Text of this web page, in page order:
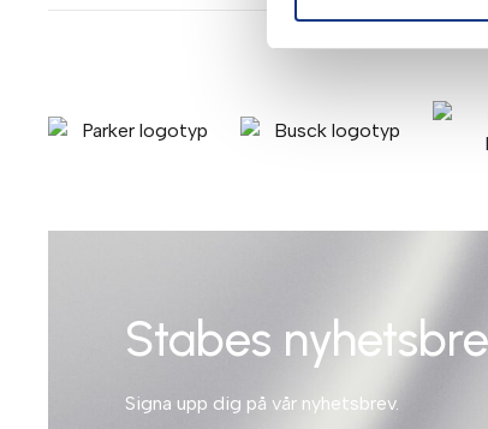
Stabes
Signa upp dig på vår nyhetsbrev.